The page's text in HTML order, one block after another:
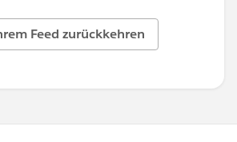
Feed zurückkehren